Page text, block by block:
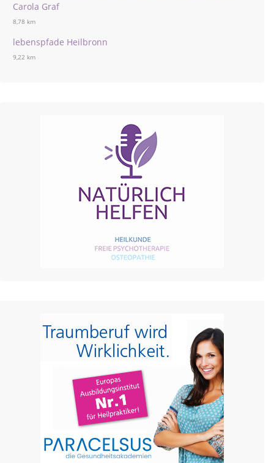
Carola Graf
8,78 km
lebenspfade Heilbronn
9,22 km